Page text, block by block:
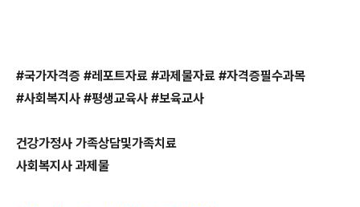
#국가자격증 #레포트자료 #과제물자료 #자격증필수과목
#사회복지사 #평생교육사 #보육교사
​건강가정사 가족상담및가족치료
사회복지사 과제물